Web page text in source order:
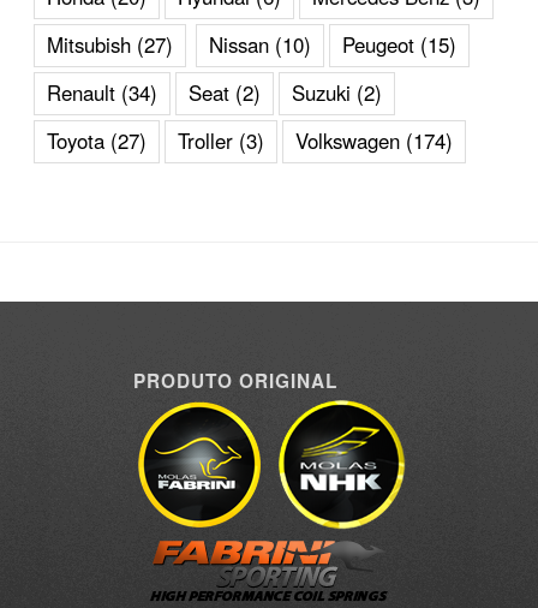
Mitsubish (27) Nissan (10) Peugeot (15)
Renault (34) Seat (2) Suzuki (2)
Toyota (27) Troller (3) Volkswagen (174)
PRODUTO ORIGINAL